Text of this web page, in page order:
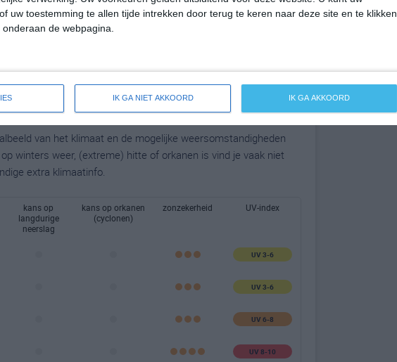
uw toestemming te allen tijde intrekken door terug te keren naar deze site en te klikken
de webpagina.
IK GA NIET AKKOORD IK GA AKKOORD
van het klimaat en de mogelijke weersomstandigheden
winters weer, (extreme) hitte of orkanen is vind je vaak niet
extra klimaatinfo.
kans op
langdurige
neerslag
kans op orkanen
(cyclonen)
zonzekerheid UV-index
UV 3-6
UV 3-6
UV 6-8
UV 8-10